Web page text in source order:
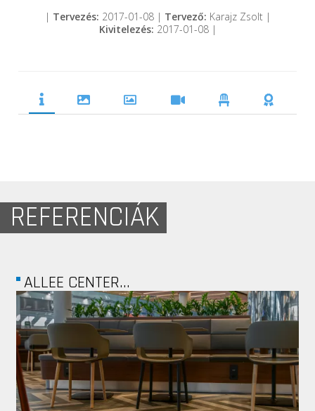
| Tervezés: 2017-01-08 | Tervező: Karajz Zsolt |
Kivitelezés: 2017-01-08 |
REFERENCIÁK
COOPTECH